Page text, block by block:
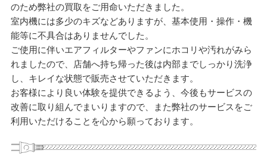
のため弊社の買取をご用命いただきました。
室内機には多少のキズなどありますが、基本使用・操作・機
能等に不具合はありませんでした。
ご使用に伴いエアフィルターやファンにホコリや汚れがみら
れましたので、店舗へ持ち帰った後は内部までしっかり洗浄
し、キレイな状態で販売させていただきます。
お客様により良い体験を提供できるよう、今後もサービスの
改善に取り組んでまいりますので、また弊社のサービスをご
利用いただけることを心から願っております。